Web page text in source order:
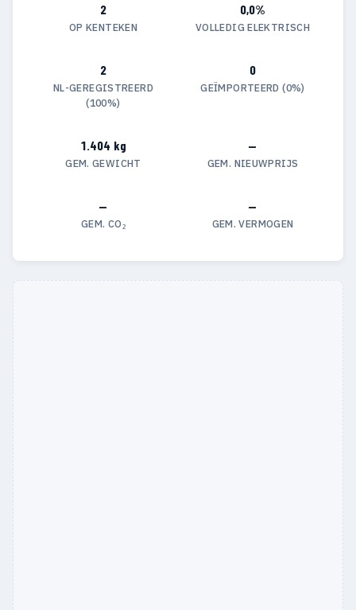
2
OP KENTEKEN
0,0%
VOLLEDIG ELEKTRISCH
2
NL-GEREGISTREERD
(100%)
0
GEÏMPORTEERD (0%)
1.404 kg
GEM. GEWICHT
—
GEM. NIEUWPRIJS
—
GEM. CO₂
—
GEM. VERMOGEN